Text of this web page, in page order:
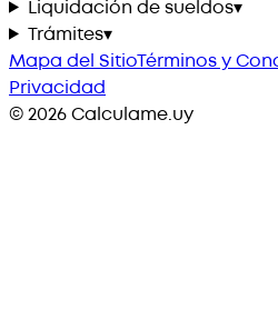
Liquidación de sueldos▾
Trámites▾
Mapa del SitioTérminos y
Privacidad
©2026Calculame.uy